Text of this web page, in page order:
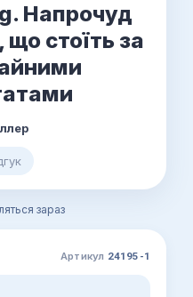
Напрочуд
що стоїть за
зараз
Артикул 24195-1